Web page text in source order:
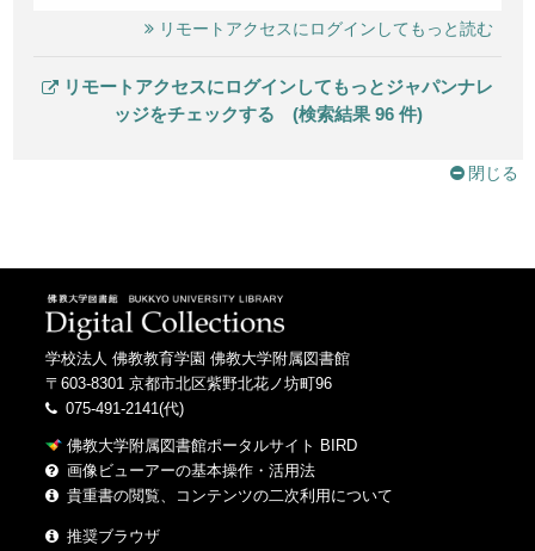
リモートアクセスにログインしてもっと読む
リモートアクセスにログインしてもっとジャパンナレ
ッジをチェックする (検索結果 96 件)
閉じる
学校法人 佛教教育学園 佛教大学附属図書館
〒603-8301 京都市北区紫野北花ノ坊町96
075-491-2141(代)
佛教大学附属図書館ポータルサイト BIRD
画像ビューアーの基本操作・活用法
貴重書の閲覧、コンテンツの二次利用について
推奨ブラウザ